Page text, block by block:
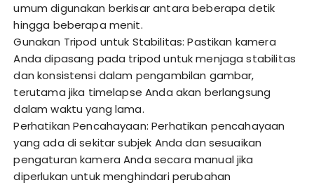
umum digunakan berkisar antara beberapa detik
hingga beberapa menit.
Gunakan Tripod untuk Stabilitas: Pastikan kamera
Anda dipasang pada tripod untuk menjaga stabilitas
dan konsistensi dalam pengambilan gambar,
terutama jika timelapse Anda akan berlangsung
dalam waktu yang lama.
Perhatikan Pencahayaan: Perhatikan pencahayaan
yang ada di sekitar subjek Anda dan sesuaikan
pengaturan kamera Anda secara manual jika
diperlukan untuk menghindari perubahan